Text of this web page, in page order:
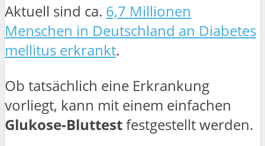
Aktuell sind ca. 6,7 Millionen
Menschen in Deutschland an Diabetes
mellitus erkrankt.
Ob tatsächlich eine Erkrankung
vorliegt, kann mit einem einfachen
Glukose-Bluttestfestgestellt werden.